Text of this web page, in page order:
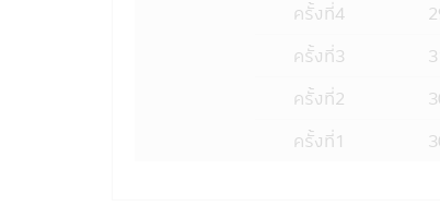
จัดการก่อน บริษัทจัดการ และ
จากการที่บุคคลอื่นกระทำโดย
แอปพลิเคชันผ่านโทรศัพท์มือถื
เป็นการเฉพาะเจาะจง หรือเ
19. การแก้ไขเปลี่ยนแปลง ร
ครั้งที่4
ครั้งที่3
ครั้งที่2
ครั้งที่1